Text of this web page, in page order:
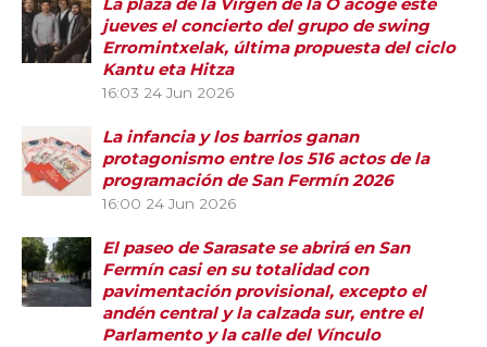
jueves el concierto del grupo de swing
Erromintxelak, última propuesta del ciclo
Kantu eta Hitza
16:03 24 Jun 2026
La infancia y los barrios ganan
protagonismo entre los 516 actos de la
programación de San Fermín 2026
16:00 24 Jun 2026
El paseo de Sarasate se abrirá en San
Fermín casi en su totalidad con
pavimentación provisional, excepto el
andén central y la calzada sur, entre el
Parlamento y la calle del Vínculo